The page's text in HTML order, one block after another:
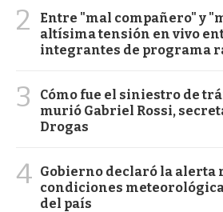
2
Entre "mal compañero" y
altísima tensión en vivo
integrantes de programa
3
Cómo fue el siniestro de
murió Gabriel Rossi,
Drogas
4 Gobierno declaró la alerta
condiciones
del país